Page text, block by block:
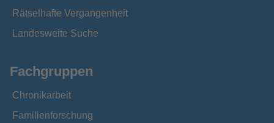
Rätselhafte Vergangenheit
Landesweite Suche
Fachgruppen
Chronikarbeit
Familienforschung